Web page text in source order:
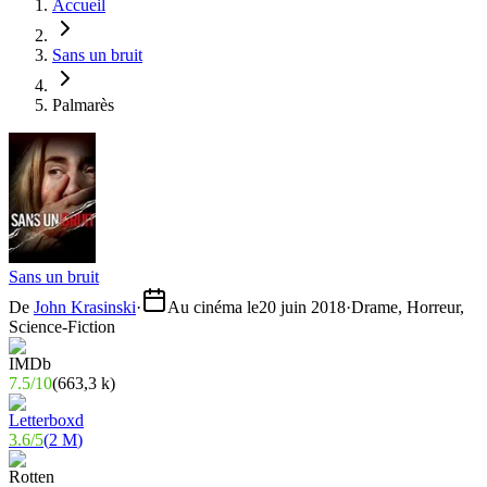
Accueil
Sans un bruit
Palmarès
Sans un bruit
De John Krasinski· Au cinéma le20 juin 2018·Drame, Horreur,
Science-Fiction
7.5/10(663,3 k)
3.6/5(2 M)